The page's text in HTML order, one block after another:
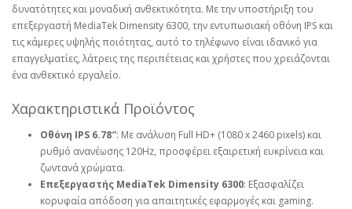
δυνατότητες και μοναδική ανθεκτικότητα. Με την υποστήριξη του
επεξεργαστή MediaTek Dimensity 6300, την εντυπωσιακή οθόνη IPS και
τις κάμερες υψηλής ποιότητας, αυτό το τηλέφωνο είναι ιδανικό για
επαγγελματίες, λάτρεις της περιπέτειας και χρήστες που χρειάζονται
ένα ανθεκτικό εργαλείο.
Χαρακτηριστικά Προϊόντος
Οθόνη IPS 6.78″: Με ανάλυση Full HD+ (1080 x 2460 pixels) και
ρυθμό ανανέωσης 120Hz, προσφέρει εξαιρετική ευκρίνεια και
ζωντανά χρώματα.
Επεξεργαστής MediaTek Dimensity 6300: Εξασφαλίζει
κορυφαία απόδοση για απαιτητικές εφαρμογές και gaming.